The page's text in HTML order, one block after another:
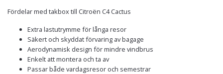
Fördelar med takbox till Citroën C4 Cactus
Extra lastutrymme för långa resor
Säkert och skyddat förvaring av bagage
Aerodynamisk design för mindre vindbrus
Enkelt att montera och ta av
Passar både vardagsresor och semestrar